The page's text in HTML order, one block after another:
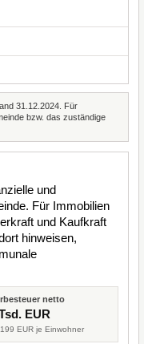
31.12.2024. Für
bzw. das zuständige
und
Für Immobilien
und Kaufkraft
hinweisen,
netto
EUR
EUR je Einwohner